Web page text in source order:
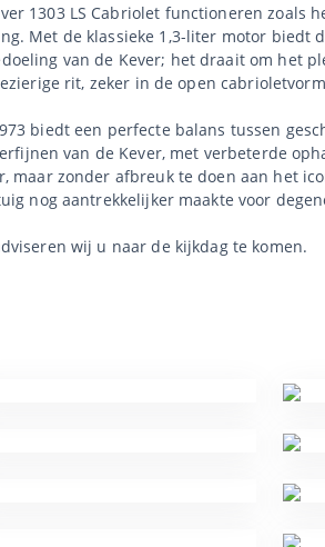
1303 LS Cabriolet functioneren
Met de klassieke 1,3-liter motor biedt
van de Kever; het draait om
rit, zeker in de open
biedt een perfecte balans tussen
van de Kever, met verbeterde
maar zonder afbreuk te doen aan het
nog aantrekkelijker maakte voor
wij u naar de kijkdag te komen.